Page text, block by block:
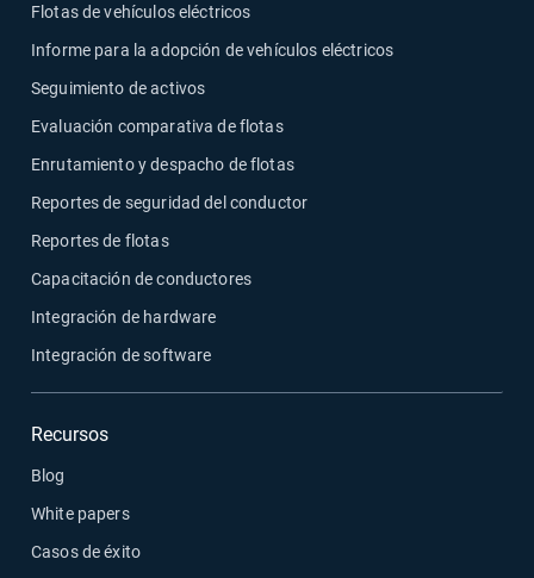
Flotas de vehículos eléctricos
Informe para la adopción de vehículos eléctricos
Seguimiento de activos
Evaluación comparativa de flotas
Enrutamiento y despacho de flotas
Reportes de seguridad del conductor
Reportes de flotas
Capacitación de conductores
Integración de hardware
Integración de software
Recursos
Blog
White papers
Casos de éxito